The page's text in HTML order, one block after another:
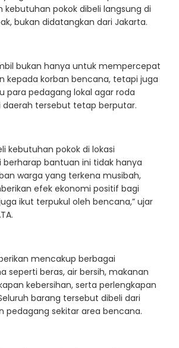
kebutuhan pokok dibeli langsung di
bukan didatangkan dari Jakarta.
bukan hanya untuk mempercepat
kepada korban bencana, tetapi juga
para pedagang lokal agar roda
daerah tersebut tetap berputar.
kebutuhan pokok di lokasi
berharap bantuan ini tidak hanya
warga yang terkena musibah,
efek ekonomi positif bagi
ikut terpukul oleh bencana,” ujar
mencakup berbagai
seperti beras, air bersih, makanan
kebersihan, serta perlengkapan
barang tersebut dibeli dari
pedagang sekitar area bencana.